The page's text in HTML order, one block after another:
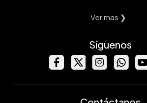
Ver mas ❯
Síguenos